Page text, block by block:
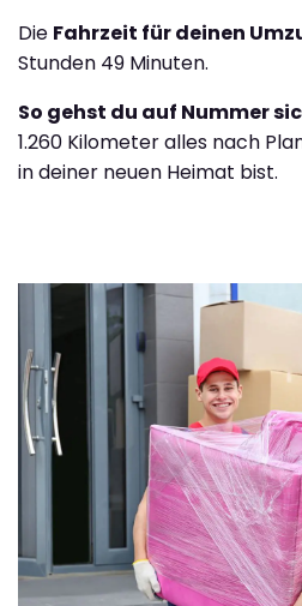
Die Fahrzeit für deinen
Stunden 49 Minuten.
So gehst du auf Nummer
1.260 Kilometer alles nach
in deiner neuen Heimat bist.